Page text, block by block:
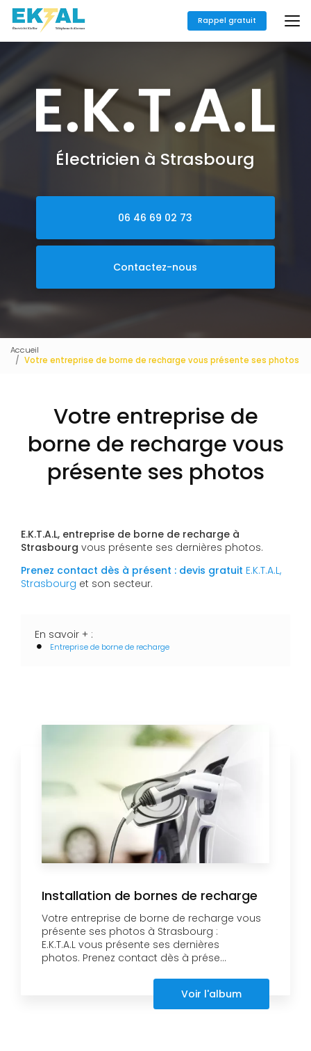
Aller
au
contenu
principal
Rappel gratuit
Électricien à Strasbourg
06 46 69 02 73
Contactez-nous
Accueil
Votre entreprise de borne de recharge vous présente ses photos
Votre entreprise de
borne de recharge vous
présente ses photos
E.K.T.A.L, entreprise de borne de recharge à
Strasbourg vous présente ses dernières photos.
Prenez contact dès à présent : devis gratuit E.K.T.A.L,
Strasbourg et son secteur.
En savoir + :
Entreprise de borne de recharge
Installation de bornes de recharge
Votre entreprise de borne de recharge vous
présente ses photos à Strasbourg :
E.K.T.A.L vous présente ses dernières
photos. Prenez contact dès à prése...
Voir l'album